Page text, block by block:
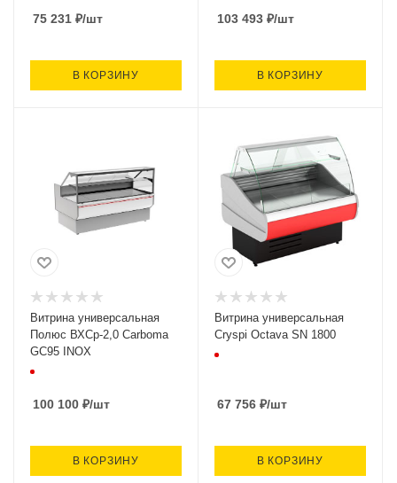
75 231 ₽/шт
В КОРЗИНУ
103 493 ₽/шт
В КОРЗИНУ
Витрина универсальная
Полюс ВХСр-2,0 Carboma
GC95 INOX
100 100 ₽/шт
В КОРЗИНУ
Витрина универсальная
Cryspi Octava SN 1800
67 756 ₽/шт
В КОРЗИНУ